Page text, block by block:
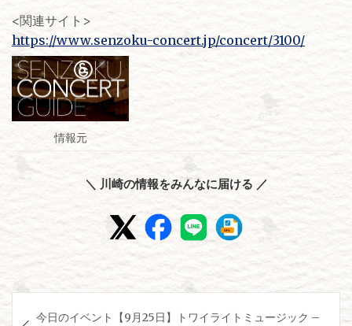
<関連サイト>
https://www.senzoku-concert.jp/concert/3100/
情報元
＼ 川崎の情報をみんなに届ける ／
今日のイベント【9月25日】トワイライトミュージック –